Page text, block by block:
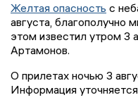
Желтая опасность с
августа, благополучно
этом известил утром 3
Артамонов.
О прилетах ночью 3
Информация